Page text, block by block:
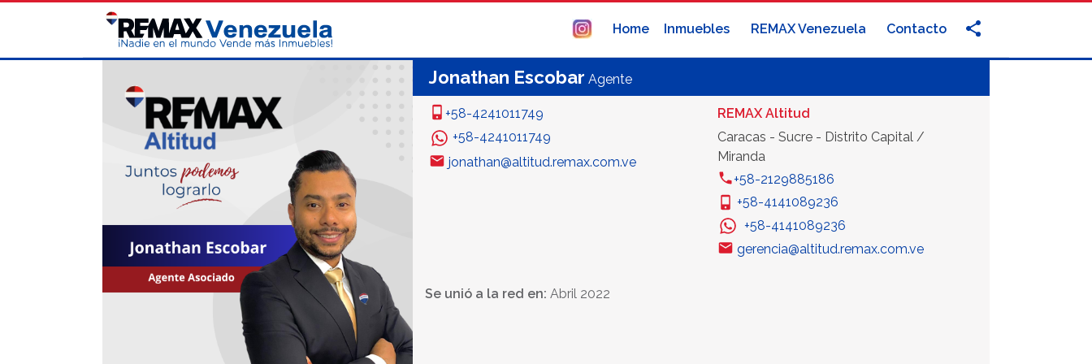
Home Inmuebles REMAX Venezuela Contacto
Jonathan Escobar Agente
+58-4241011749
+58-4241011749
jonathan@altitud.remax.com.ve
REMAX Altitud
Caracas - Sucre - Distrito Capital /
Miranda
+58-2129885186
+58-4141089236
+58-4141089236
gerencia@altitud.remax.com.ve
Se unió a la red en: Abril 2022